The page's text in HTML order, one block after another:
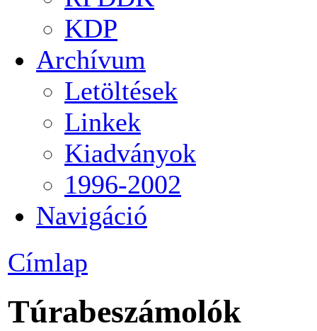
KDP
Archívum
Letöltések
Linkek
Kiadványok
1996-2002
Navigáció
Címlap
Túrabeszámolók